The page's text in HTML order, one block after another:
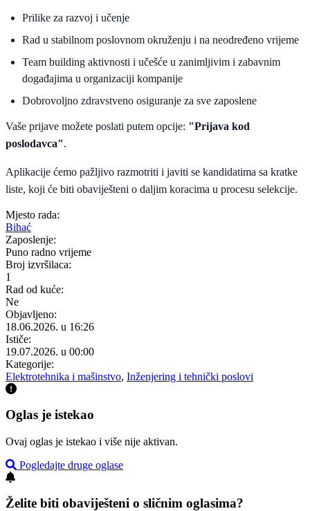
Prilike za razvoj i učenje
Rad u stabilnom poslovnom okruženju i na neodređeno vrijeme
Team building aktivnosti i učešće u zanimljivim i zabavnim
događajima u organizaciji kompanije
Dobrovoljno zdravstveno osiguranje za sve zaposlene
Vaše prijave možete poslati putem opcije: "Prijava kod
poslodavca".
Aplikacije ćemo pažljivo razmotriti i javiti se kandidatima sa kratke
liste, koji će biti obaviješteni o daljim koracima u procesu selekcije.
Mjesto rada:
Bihać
Zaposlenje:
Puno radno vrijeme
Broj izvršilaca:
1
Rad od kuće:
Ne
Objavljeno:
18.06.2026. u 16:26
Ističe:
19.07.2026. u 00:00
Kategorije:
Elektrotehnika i mašinstvo, Inženjering i tehnički poslovi
Oglas je istekao
Ovaj oglas je istekao i više nije aktivan.
Pogledajte druge oglase
Želite biti obaviješteni o sličnim oglasima?